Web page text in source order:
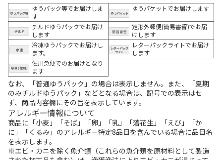
ゆうパック等でお届けしま
す
ゆうパケットでお届けします
チルドゆうパックでお届け
します
定形外郵便(簡易書留)でお届
けします
冷凍ゆうパックでお届けし
ます。
レターパックライトでお届け
します
佐川急便でのお届けとなり
ます
なお、「普通ゆうパック」の場合は表示しません。また、「夏期
のみチルドゆうパック」などとなる場合は、記号での表示はせ
ず、商品内容欄にその旨を表示しています。
アレルギー情報について
商品に「小麦」「そば」「卵」「乳」「落花生」「えび」「か
に」「くるみ」のアレルギー特定8品目を含んでいる場合に品目名
を表示します。
※エビ・カニを除く魚介類（これらの魚介類を原材料として製造